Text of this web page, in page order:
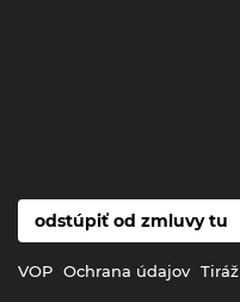
odstúpiť od zmluvy tu
VOP Ochrana údajov Tiráž